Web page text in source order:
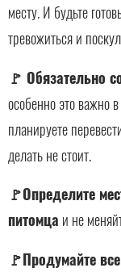
месту. И будьте
тревожиться и
🚩 Обязательно
особенно это важно
планируете
делать не стоит.
🚩Определите
питомца и не
🚩Продумайте